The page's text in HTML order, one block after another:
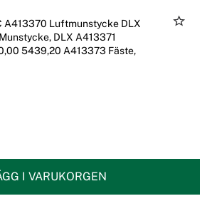
A413370 Luftmunstycke DLX
DLX A413371
5439,20 A413373 Fäste,
I VARUKORGEN